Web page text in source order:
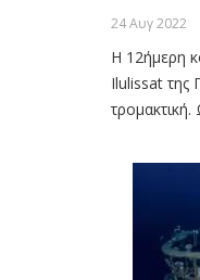
24 Αυγ 2022
Η 12ήμερη
Ilulissat της